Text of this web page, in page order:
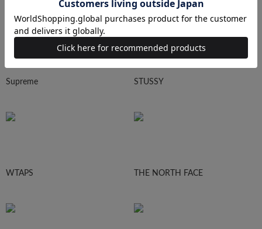
Supreme STUSSY
WTAPS THE NORTH FACE